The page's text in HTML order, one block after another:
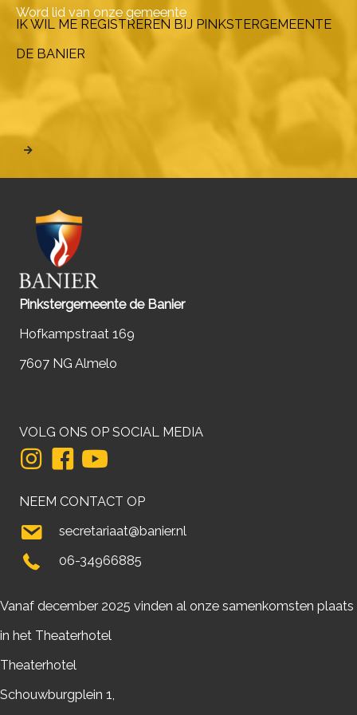
Word lid van onze gemeente
IK WIL ME REGISTREREN BIJ PINKSTERGEMEENTE
DE BANIER
Pinkstergemeente de Banier
Hofkampstraat 169
7607 NG Almelo
VOLG ONS OP SOCIAL MEDIA
NEEM CONTACT OP
secretariaat@banier.nl
06-34966885
Vanaf december 2025 vinden al onze samenkomsten plaats
in het Theaterhotel
Theaterhotel
Schouwburgplein 1,